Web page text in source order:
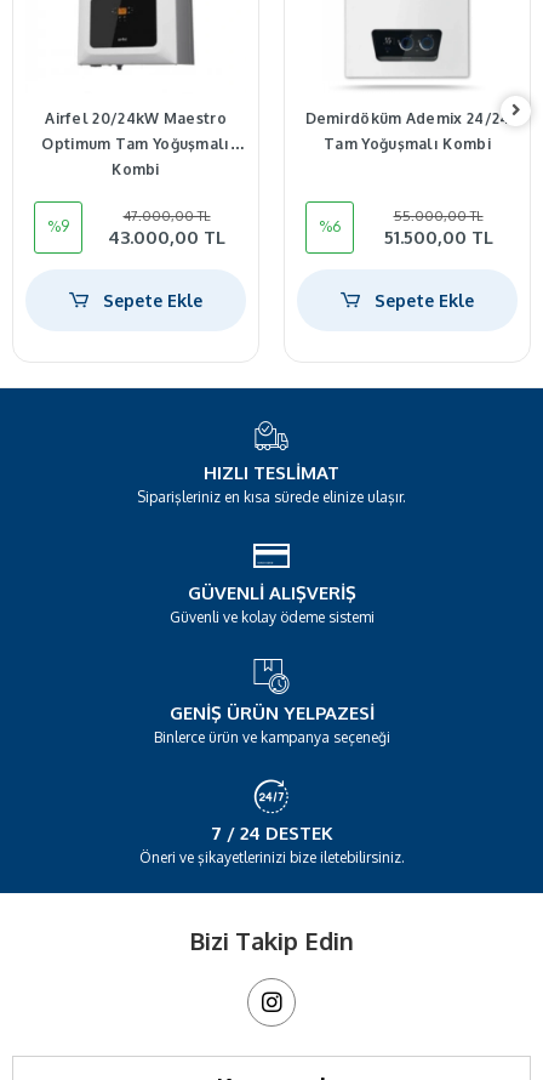
Airfel 20/24kW Maestro
Optimum Tam Yoğuşmalı
Kombi
%9
47.000,00 TL
43.000,00 TL
Sepete Ekle
Demirdöküm Ademix 24/24
Tam Yoğuşmalı Kombi
%6
55.000,00 TL
51.500,00 TL
Sepete Ekle
HIZLI TESLIMAT
Siparişleriniz en kısa sürede elinize ulaşır.
GÜVENLI ALIŞVERIŞ
Güvenli ve kolay ödeme sistemi
GENIŞ ÜRÜN YELPAZESI
Binlerce ürün ve kampanya seçeneği
7 / 24 DESTEK
Öneri ve şikayetlerinizi bize iletebilirsiniz.
Bizi Takip Edin